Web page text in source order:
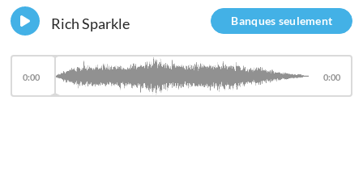
Banques seulement
Rich Sparkle
0:00 0:00